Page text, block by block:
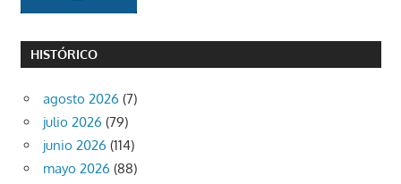
HISTÓRICO
agosto 2026 (7)
julio 2026 (79)
junio 2026 (114)
mayo 2026 (88)